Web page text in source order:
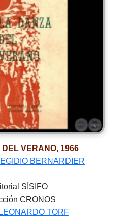
DEL VERANO, 1966
EGIDIO BERNARDIER
SÍSIFO
CRONOS
LEONARDO TORF